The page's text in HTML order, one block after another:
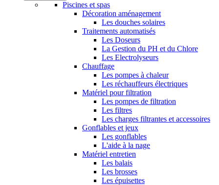
Piscines et spas
Décoration aménagement
Les douches solaires
Traitements automatisés
Les Doseurs
La Gestion du PH et du Chlore
Les Electrolyseurs
Chauffage
Les pompes à chaleur
Les réchauffeurs électriques
Matériel pour filtration
Les pompes de filtration
Les filtres
Les charges filtrantes et accessoires
Gonflables et jeux
Les gonflables
L'aide à la nage
Matériel entretien
Les balais
Les brosses
Les épuisettes